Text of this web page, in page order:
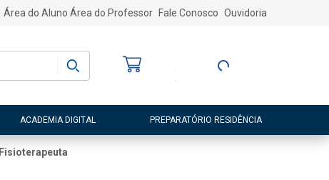
Área do Aluno Área do Professor Fale Conosco Ouvidoria
Entre ou Cadastre-
ACADEMIA DIGITAL PREPARATÓRIO RESIDÊNCIA
Fisioterapeuta